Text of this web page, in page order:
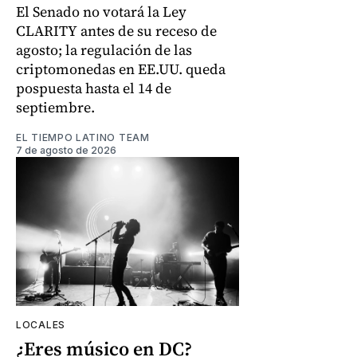
El Senado no votará la Ley
CLARITY antes de su receso de
agosto; la regulación de las
criptomonedas en EE.UU. queda
pospuesta hasta el 14 de
septiembre.
EL TIEMPO LATINO TEAM
7 de agosto de 2026
LOCALES
¿Eres músico en DC?